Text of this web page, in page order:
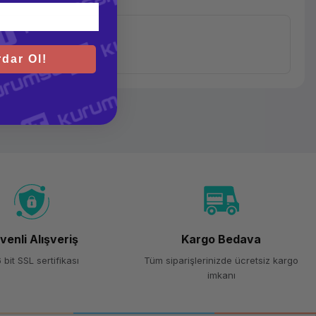
Alışveriş
bit SSL sertifikası
Kargo Bedava
Tüm siparişlerinizde ücretsiz kargo
imkanı
Ol!